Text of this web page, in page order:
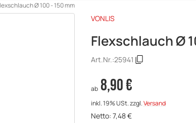
Ø 100 - 150 mm
VONLIS
Flexschlauch Ø
Art.Nr.:25941
ab 8,90 €
inkl. 19% USt.zzgl.Versand
Netto: 7,48€